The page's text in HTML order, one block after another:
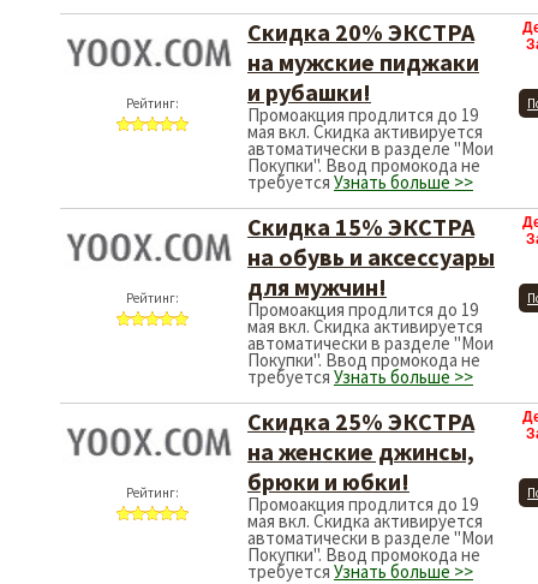
Рейтинг:
Скидка 20% ЭКСТРА
на мужские пиджаки
и рубашки!
Промоакция продлится до 19
мая вкл. Скидка активируется
автоматически в разделе "Мои
Покупки". Ввод промокода не
требуется Узнать больше >>
Рейтинг:
Скидка 15% ЭКСТРА
на обувь и аксессуары
для мужчин!
Промоакция продлится до 19
мая вкл. Скидка активируется
автоматически в разделе "Мои
Покупки". Ввод промокода не
требуется Узнать больше >>
Рейтинг:
Скидка 25% ЭКСТРА
на женские джинсы,
брюки и юбки!
Промоакция продлится до 19
мая вкл. Скидка активируется
автоматически в разделе "Мои
Покупки". Ввод промокода не
требуется Узнать больше >>